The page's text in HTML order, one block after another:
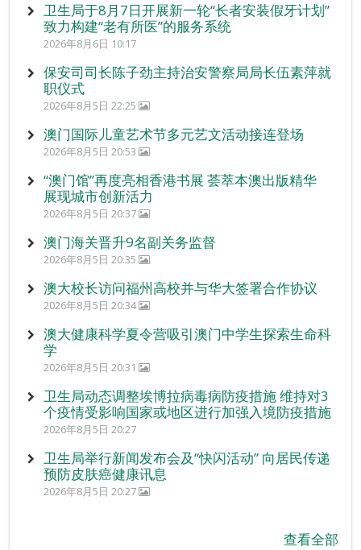
卫生局于8月7日开展新一轮“长者安装假牙计划”
致力构建“老有所医”的服务系统
2026年8月6日 10:17
保安司司长陈子劲主持治安警察局局长伍素萍就
职仪式
2026年8月5日 22:25
澳门国际儿童艺术节多元艺文活动接连登场
2026年8月5日 20:53
“澳门馆”再度亮相香港书展 荟萃本澳出版精华
展现城市创新活力
2026年8月5日 20:37
澳门海关晋升9名副关务监督
2026年8月5日 20:35
澳大校长访问福州高校并与华大签署合作协议
2026年8月5日 20:34
澳大健康科学夏令营吸引澳门中学生探索生命科
学
2026年8月5日 20:31
卫生局动态调整埃博拉病毒病防疫措施 维持对3
个疫情受影响国家或地区进行加强入境防疫措施
2026年8月5日 20:27
卫生局举行新闻发布会及“快闪活动” 向居民传递
预防皮肤癌健康讯息
2026年8月5日 20:27
查看全部